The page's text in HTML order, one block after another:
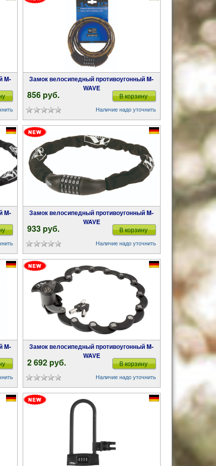
Замок велосипедный противоугонный M-
WAVE
856 pуб. В корзину
Наличие надо уточнить
Замок велосипедный противоугонный M-
WAVE
933 pуб. В корзину
Наличие надо уточнить
Замок велосипедный противоугонный M-
WAVE
2 692 pуб. В корзину
Наличие надо уточнить